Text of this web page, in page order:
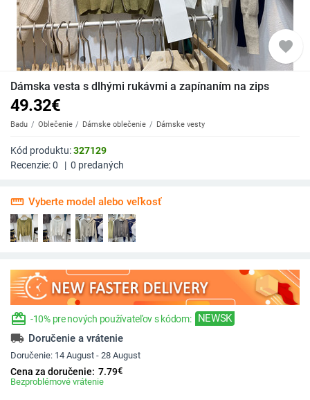
favorite
Dámska vesta s dlhými rukávmi a zapínaním na zips
49.32€
Badu Oblečenie Dámske oblečenie Dámske vesty
Kód produktu:327129
Recenzie:0 | 0 predaných
straighten Vyberte model alebo veľkosť
redeem -10% pre nových používateľov s kódom: NEWSK
local_shipping Doručenie a vrátenie
Doručenie: 14 August - 28 August
Cena za doručenie: 7.79€
Bezproblémové vrátenie